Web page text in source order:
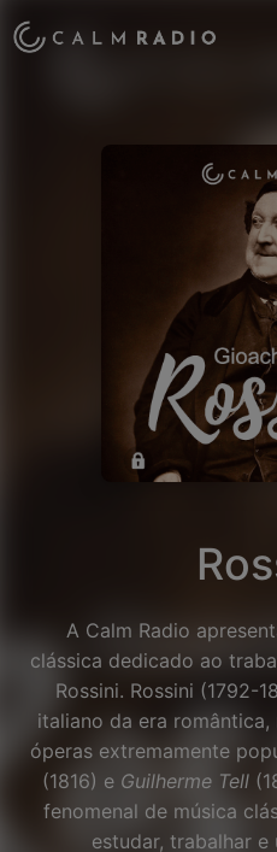
A Calm Radio
clássica dedicado ao
Rossini. Rossini (1792-
italiano da era
óperas extremamente
(1816) e Guilherme Tell
fenomenal de música
estudar, trabalhar